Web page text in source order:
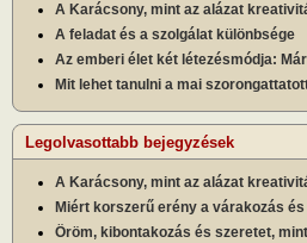
A Karácsony, mint az alázat
A feladat és a szolgálat különbsége
Az emberi élet két létezésmódja:
Mit lehet tanulni a mai
Legolvasottabb bejegyzések
A Karácsony, mint az alázat
Miért korszerű erény a várakozás
Öröm, kibontakozás és szeretet,